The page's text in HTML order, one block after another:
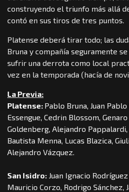
construyendo el triunfo más allá
contó en sus tiros de tres puntos.
Platense deberá tirar todo; las
Bruna y compañía seguramente
sufrir una derrota como local
vez en la temporada (hacía de
La Previa:
Platense: Pablo Bruna, Juan
Essengue, Cedrin Blossom,
Goldenberg, Alejandro Pappalardi,
Bautista Menna, Lucas Blazica,
Alejandro Vázquez.
San Isidro: Juan Ignacio
Mauricio Corzo, Rodrigo Sánchez,